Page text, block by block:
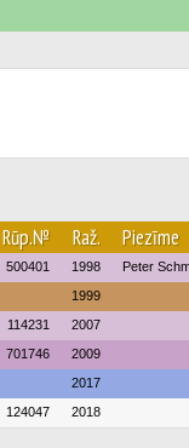
Rūp.№ Raž. Piezīme
500401 1998 Peter
1999
114231 2007
701746 2009
2017
124047 2018